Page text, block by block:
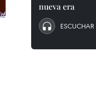
nueva era
ESCUCHAR